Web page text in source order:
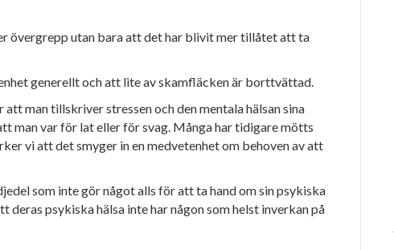
övergrepp utan bara att det har blivit mer tillåtet att ta
generellt och att lite av skamfläcken är borttvättad.
att man tillskriver stressenoch den mentala hälsan sina
man var för lat eller för svag. Många har tidigare mötts
vi att det smyger in en medvetenhet om behoven av att
som inte görnågot alls för att ta hand om sin psykiska
deras psykiska hälsa inte har någon som helst inverkan på